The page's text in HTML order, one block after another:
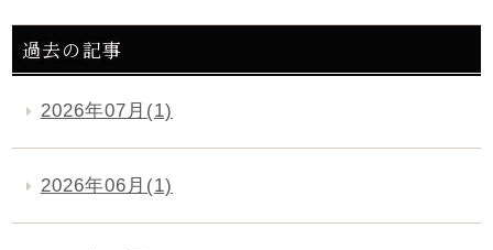
過去の記事
2026年07月(1)
2026年06月(1)